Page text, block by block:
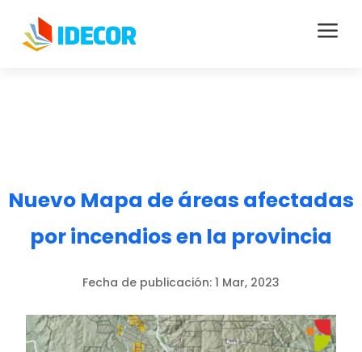
a
Nuevo Mapa de áreas afectadas
por incendios en la provincia
Fecha de publicación: 1 Mar, 2023